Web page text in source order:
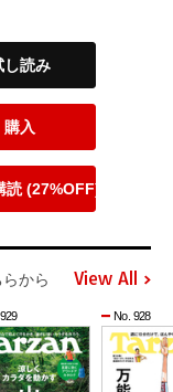
し読み
購入
読 (27%OFF)
から View All
No. 928